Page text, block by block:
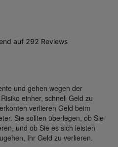
und gehen wegen der
einher, schnell Geld zu
verlieren Geld beim
Sie sollten überlegen, ob Sie
und ob Sie es sich leisten
Ihr Geld zu verlieren.